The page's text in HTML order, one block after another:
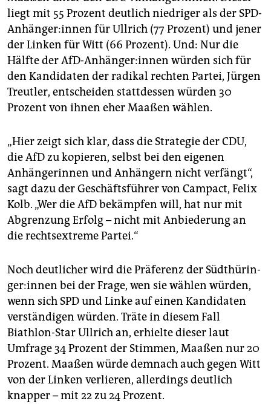
liegt mit 55 Prozent deutlich niedriger als der SPD-
Anhänger:innen für Ullrich (77 Prozent) und jener
der Linken für Witt (66 Prozent). Und: Nur die
Hälfte der AfD-Anhänger:innen würden sich für
den Kandidaten der radikal rechten Partei, Jürgen
Treutler, entscheiden stattdessen würden 30
Prozent von ihnen eher Maaßen wählen.
„Hier zeigt sich klar, dass die Strategie der CDU,
die AfD zu kopieren, selbst bei den eigenen
Anhängerinnen und Anhängern nicht verfängt“,
sagt dazu der Geschäftsführer von Campact, Felix
Kolb. „Wer die AfD bekämpfen will, hat nur mit
Abgrenzung Erfolg – nicht mit Anbiederung an
die rechtsextreme Partei.“
Noch deutlicher wird die Präferenz der Süd­thü­rin­
ge­r:in­nen bei der Frage, wen sie wählen würden,
wenn sich SPD und Linke auf einen Kandidaten
verständigen würden. Träte in diesem Fall
Biathlon-Star Ullrich an, erhielte dieser laut
Umfrage 34 Prozent der Stimmen, Maaßen nur 20
Prozent. Maaßen würde demnach auch gegen Witt
von der Linken verlieren, allerdings deutlich
knapper – mit 22 zu 24 Prozent.